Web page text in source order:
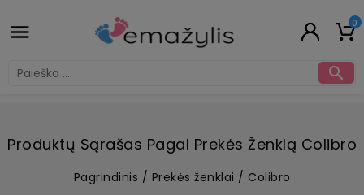
 0

Produktų Sąrašas Pagal Prekės Ženklą Colibro
Pagrindinis Prekės ženklai Colibro